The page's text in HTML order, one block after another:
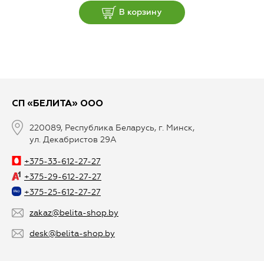
В корзину
СП «БЕЛИТА» ООО
220089, Республика Беларусь, г. Минск,
ул. Декабристов 29А
+375-33-612-27-27
+375-29-612-27-27
+375-25-612-27-27
zakaz@belita-shop.by
desk@belita-shop.by